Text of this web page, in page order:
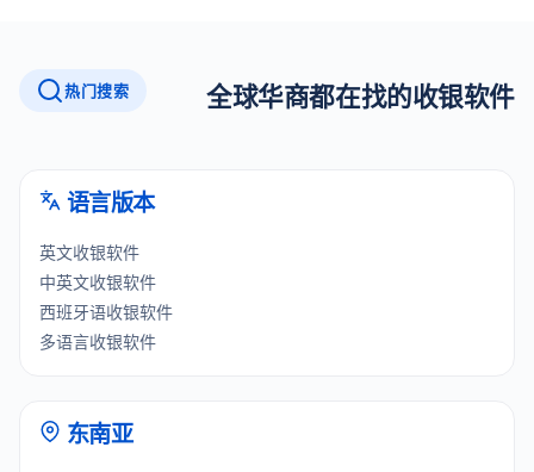
热门搜索 全球华商都在找的收银软件
语言版本
英文收银软件
中英文收银软件
西班牙语收银软件
多语言收银软件
东南亚